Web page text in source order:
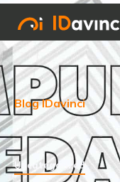
Blog IDavinci
Uncategorized